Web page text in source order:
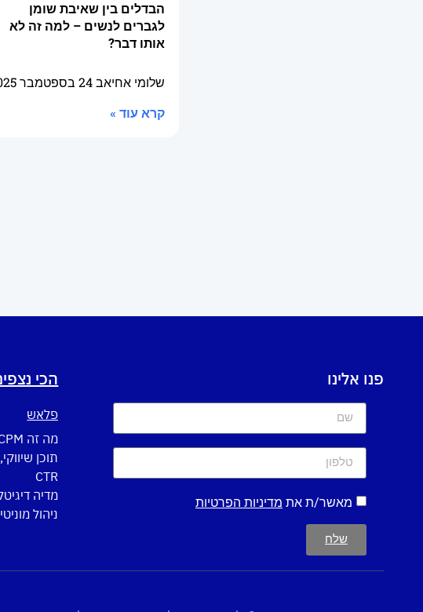
הבדלים בין שאיבת שומן
לגברים לנשים – למה זה לא
אותו דבר?
שלומי אחיאב24 בספטמבר 2025
קרא עוד »
פנו אלינו
מאשר/ת את מדיניות הפרטיות
שלח
הכי
פלאש
מה זה CPM
תוכן
CTR
מדיה
ניהול